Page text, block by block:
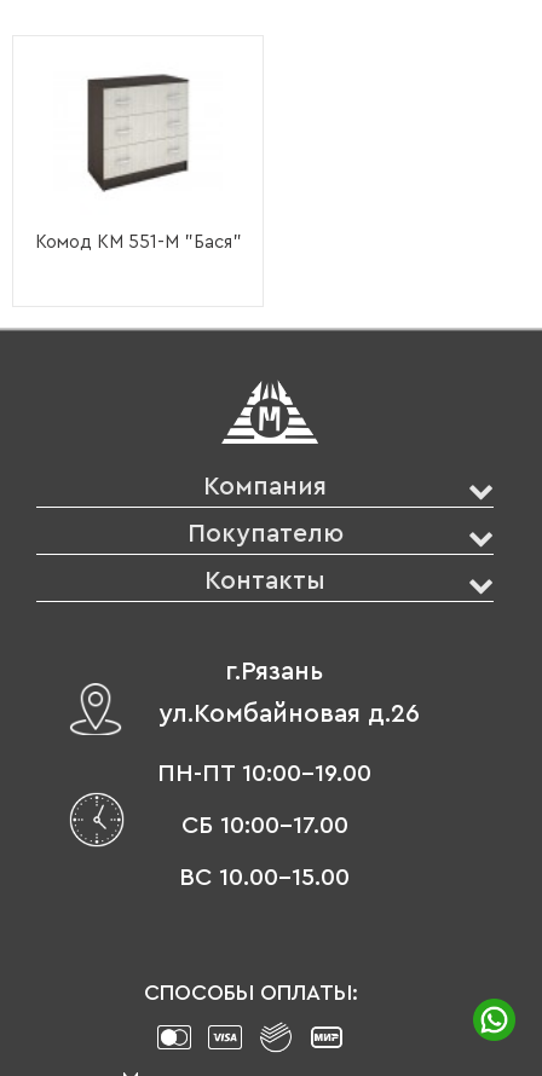
Комод КМ 551-М "Бася"
Компания
Покупателю
Контакты
г.Рязань
ул.Комбайновая д.26
ПН-ПТ 10:00-19.00
СБ 10:00-17.00
ВС 10.00-15.00
СПОСОБЫ ОПЛАТЫ: